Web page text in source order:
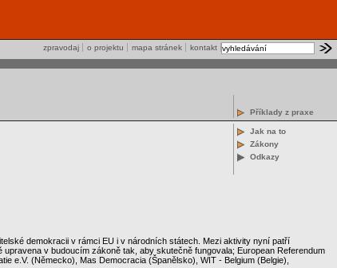
kontakt
mapa stránek
o projektu
zpravodaj
Příklady z praxe
Jak na to
Zákony
Odkazy
demokracii v rámci EU i v národních státech. Mezi aktivity nyní patří
v budoucím zákoně tak, aby skutečně fungovala; European Referendum
e.V. (Německo), Mas Democracia (Španělsko), WIT - Belgium (Belgie),